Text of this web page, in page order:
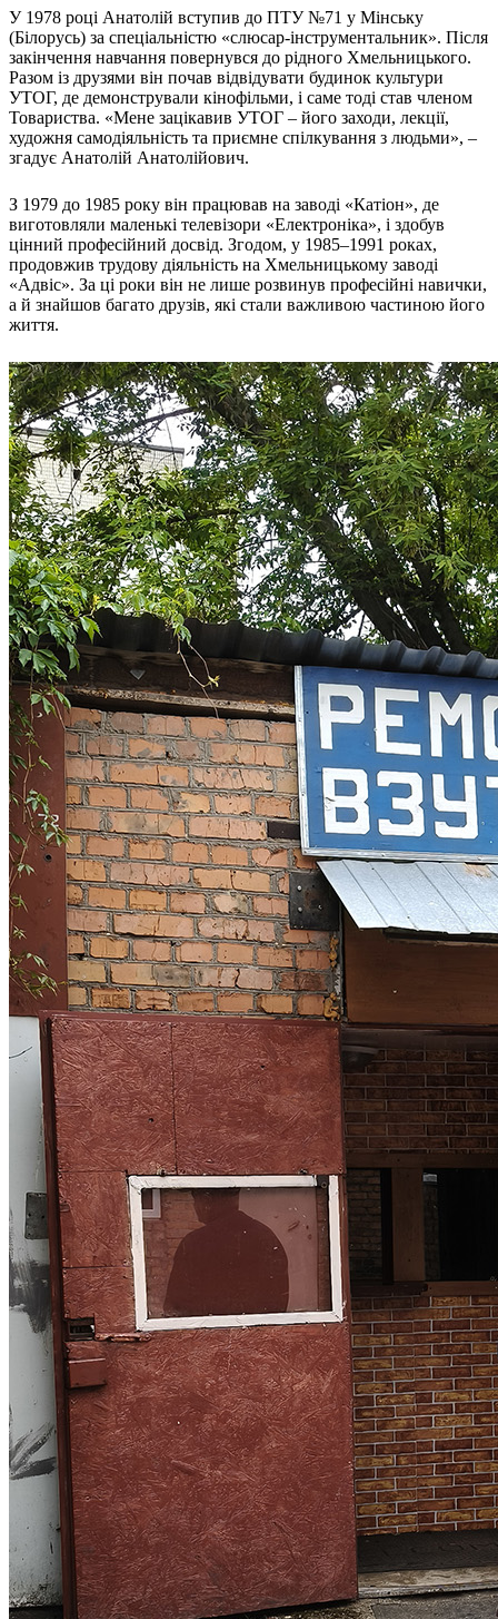
Одеська область
Полтавська область
Рівненська область
Сумська область
Тернопільська область
Харківська область
Херсонська область
Черкаська область
Чернівецька область
Чернігівська область
Особи відповідальні за контактування з
питань укладення договорів
Вивчаємо жестову мову
Дитяча сторінка
Новини про жестову мову
Ресурс для вивчення жестових мов різних країн
ЦУЖМ
Проєкт "Жестова мова для поліцейських"
Про шахрайські схеми
ВІКТОРИНА
На допомогу військовим
Медична термінологія жестовою мовою
Статут УТОГ
Нормативна база УТОГ
Конвенція ООН
Законодавство
Декларації
Документи ВФГ
Міжнародні документи
У 1978 році Анатолій вступив до ПТУ №71 у Мінську
(Білорусь) за спеціальністю «слюсар-інструментальник». Після
закінчення навчання повернувся до рідного Хмельницького.
Разом із друзями він почав відвідувати будинок культури
УТОГ, де демонстрували кінофільми, і саме тоді став членом
Товариства. «Мене зацікавив УТОГ – його заходи, лекції,
художня самодіяльність та приємне спілкування з людьми», –
згадує Анатолій Анатолійович.
З 1979 до 1985 року він працював на заводі «Катіон», де
виготовляли маленькі телевізори «Електроніка», і здобув
цінний професійний досвід. Згодом, у 1985–1991 роках,
продовжив трудову діяльність на Хмельницькому заводі
«Адвіс». За ці роки він не лише розвинув професійні навички,
а й знайшов багато друзів, які стали важливою частиною його
життя.